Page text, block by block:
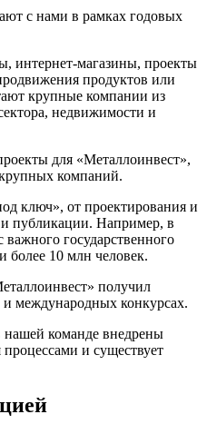
с нами в рамках годовых
интернет-магазины, проекты
продуктов или
крупные компании из
недвижимости и
для «Металлоинвест»,
компаний.
ключ», от проектирования и
и публикации. Например, в
государственного
более 10 млн человек.
получил
и международных конкурсах.
нашей команде внедрены
и существует